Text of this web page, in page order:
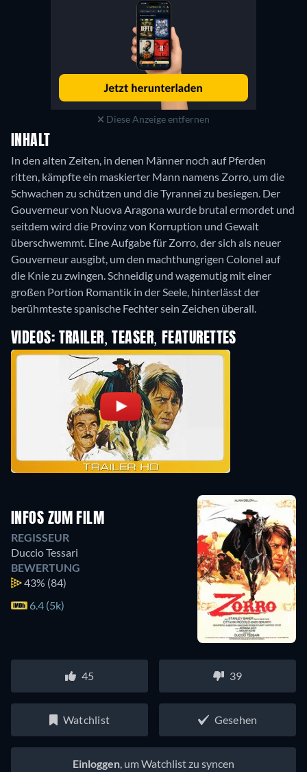
Diese Anzeige entfernen
INHALT
In den alten Zeiten, in denen Männer noch auf Pferden
ritten, kämpfte ein maskierter Mann namens Zorro, um die
Schwachen zu schützen und die Tyrannei zu besiegen. Der
Gouverneur von Nuova Aragona wurde brutal ermordet und
seitdem wird die Provinz von Korruption und Gewalt
überschwemmt. Eine Aufgabe für Zorro, der sich als neuer
Gouverneur ausgibt, um den machthungrigen Colonel auf
die Knie zu zwingen. Schneidig und wagemutig mit einer
großen Portion Romantik in der Seele, hinterlässt der
berühmteste spanische Fechter sein Zeichen überall.
VIDEOS: TRAILER, TEASER, FEATURETTES
INFOS ZUM FILM
REGISSEUR
Duccio Tessari
BEWERTUNG
43% (84)
6.4 (5k)
45 39
Watchlist Gesehen
Einloggen, um Watchlist zu syncen